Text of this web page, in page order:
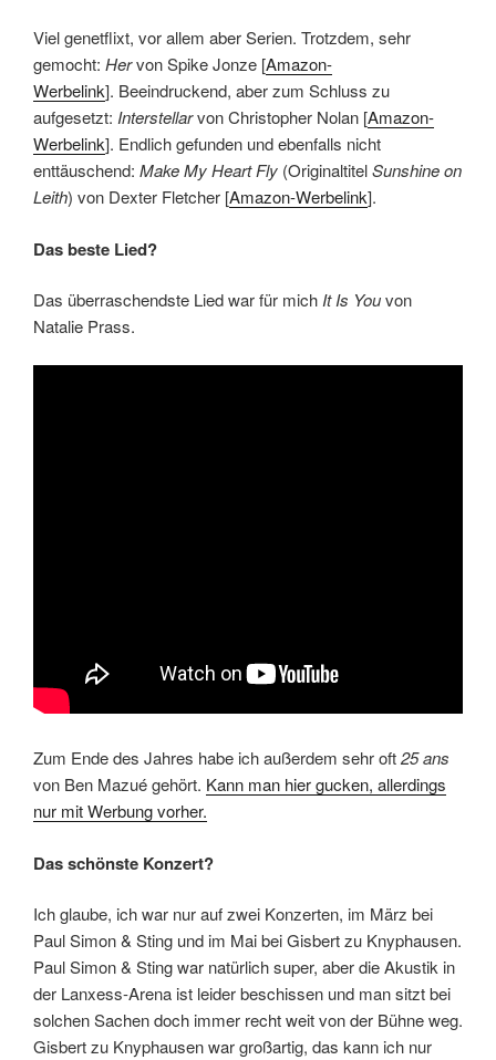
Viel genetflixt, vor allem aber Serien. Trotzdem, sehr
gemocht: Hervon Spike Jonze [Amazon-
Werbelink]. Beeindruckend, aber zum Schluss zu
aufgesetzt: Interstellarvon Christopher Nolan [Amazon-
Werbelink]. Endlich gefunden und ebenfalls nicht
enttäuschend: Make My Heart Fly (OriginaltitelSunshine on
Leith) von Dexter Fletcher [Amazon-Werbelink].
Das beste Lied?
Das überraschendste Lied war für michIt Is Youvon
Natalie Prass.
Zum Ende des Jahres habe ich außerdem sehr oft25 ans
von Ben Mazué gehört. Kann man hier gucken, allerdings
nur mit Werbung vorher.
Das schönste Konzert?
Ich glaube, ich war nur auf zwei Konzerten, im März bei
Paul Simon & Sting und im Mai bei Gisbert zu Knyphausen.
Paul Simon & Sting war natürlich super, aber die Akustik in
der Lanxess-Arena ist leider beschissen und man sitzt bei
solchen Sachen doch immer recht weit von der Bühne weg.
Gisbert zu Knyphausen war großartig, das kann ich nur